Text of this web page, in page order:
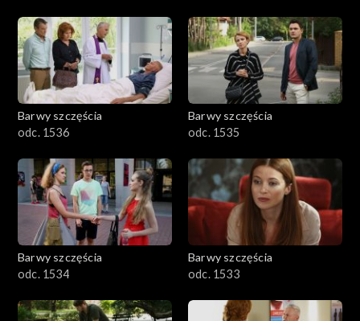
Barwy szczęścia
odc. 1536
Barwy szczęścia
odc. 1535
Barwy szczęścia
odc. 1534
Barwy szczęścia
odc. 1533